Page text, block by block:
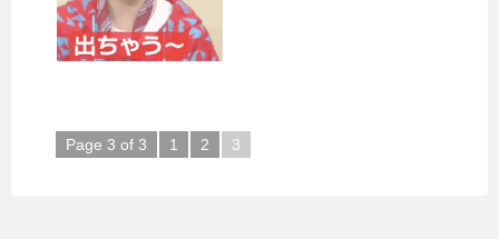
Page 3 of 3 1 2 3